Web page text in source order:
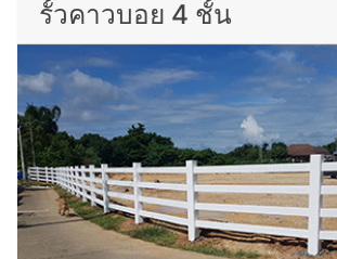
รั้วคาวบอย 4 ชั้น